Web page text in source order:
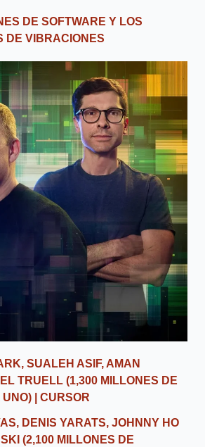
DE SOFTWARE Y LOS
DE VIBRACIONES
SUALEH ASIF, AMAN
TRUELL (1,300 MILLONES DE
| CURSOR
DENIS YARATS, JOHNNY HO
(2,100 MILLONES DE